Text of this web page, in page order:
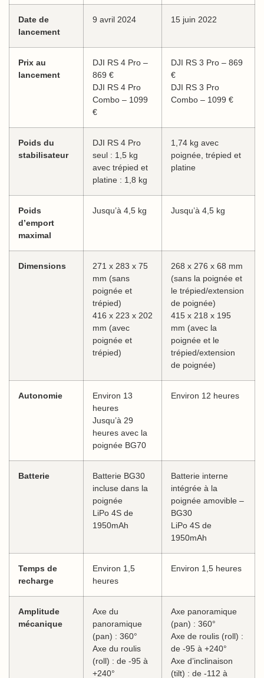
Date de
lancement
9 avril 2024 15 juin 2022
Prix au
lancement
DJI RS 4 Pro –
869 €
DJI RS 4 Pro
Combo – 1099
€
DJI RS 3 Pro – 869
€
DJI RS 3 Pro
Combo – 1099 €
Poids du
stabilisateur
DJI RS 4 Pro
seul : 1,5 kg
avec trépied et
platine : 1,8 kg
1,74 kg avec
poignée, trépied et
platine
Poids
d’emport
maximal
Jusqu’à 4,5 kg Jusqu’à 4,5 kg
Dimensions
271 x 283 x 75
mm (sans
poignée et
trépied)
416 x 223 x 202
mm (avec
poignée et
trépied)
268 x 276 x 68 mm
(sans la poignée et
le trépied/extension
de poignée)
415 x 218 x 195
mm (avec la
poignée et le
trépied/extension
de poignée)
Autonomie
Environ 13
heures
Jusqu’à 29
heures avec la
poignée BG70
Environ 12 heures
Batterie
Batterie BG30
incluse dans la
poignée
LiPo 4S de
1950mAh
Batterie interne
intégrée à la
poignée amovible –
BG30
LiPo 4S de
1950mAh
Temps de
recharge
Environ 1,5
heures
Environ 1,5 heures
Amplitude
mécanique
Axe du
panoramique
(pan) : 360°
Axe du roulis
(roll) : de -95 à
+240°
Axe panoramique
(pan) : 360°
Axe de roulis (roll) :
de -95 à +240°
Axe d’inclinaison
(tilt) : de -112 à